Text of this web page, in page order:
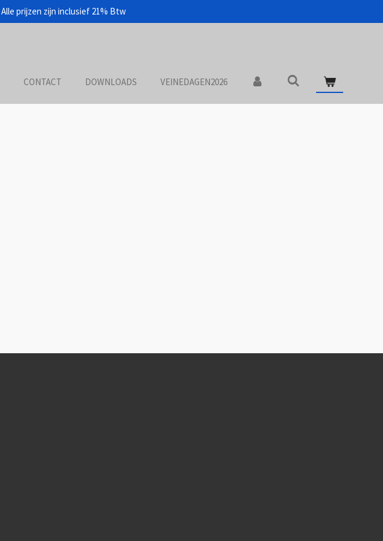
Alle prijzen zijn inclusief 21% Btw
CONTACT DOWNLOADS VEINEDAGEN2026